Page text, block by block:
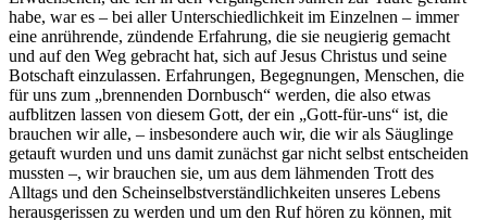
habe, war es – bei aller Unterschiedlichkeit im Einzelnen – immer
eine anrührende, zündende Erfahrung, die sie neugierig gemacht
und auf den Weg gebracht hat, sich auf Jesus Christus und seine
Botschaft einzulassen. Erfahrungen, Begegnungen, Menschen, die
für uns zum „brennenden Dornbusch“ werden, die also etwas
aufblitzen lassen von diesem Gott, der ein „Gott-für-uns“ ist, die
brauchen wir alle, – insbesondere auch wir, die wir als Säuglinge
getauft wurden und uns damit zunächst gar nicht selbst entscheiden
mussten –, wir brauchen sie, um aus dem lähmenden Trott des
Alltags und den Scheinselbstverständlichkeiten unseres Lebens
herausgerissen zu werden und um den Ruf hören zu können, mit